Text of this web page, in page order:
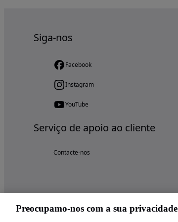
Siga-nos
Facebook
Instagram
YouTube
Serviço de apoio ao cliente
Contacte-nos
Preocupamo-nos com a sua privacidade